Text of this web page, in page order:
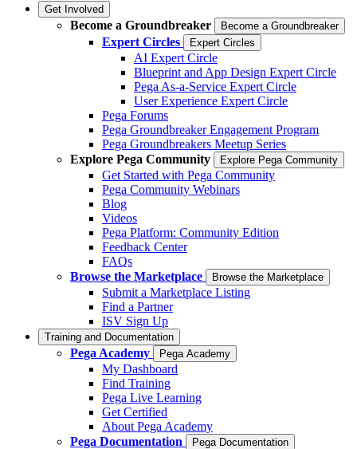
Get Involved
Become a Groundbreaker Become a Groundbreaker
Expert Circles Expert Circles
AI Expert Circle
Blueprint and App Design Expert Circle
Pega As-a-Service Expert Circle
User Experience Expert Circle
Pega Forums
Pega Groundbreaker Engagement Program
Pega Groundbreakers Meetup Series
Explore Pega Community
Explore Pega Community
Get Started with Pega Community
Pega Community Webinars
Blog
Videos
Pega Platform: Community Edition
Feedback Center
FAQs
Browse the Marketplace
Browse the Marketplace
Submit a Marketplace Listing
Find a Partner
ISV Sign Up
Training and Documentation
Pega Academy Pega Academy
My Dashboard
Find Training
Pega Live Learning
Get Certified
About Pega Academy
Pega Documentation
Pega Documentation